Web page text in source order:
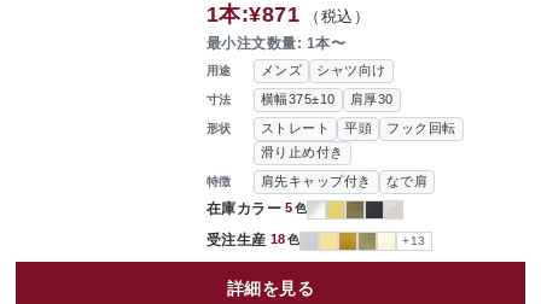
用途 メンズ シャツ向け
寸法 横幅375±10 肩厚30
形状 ストレート 平頭
フック回転
滑り止め付き
特徴 肩先キャップ付き なで肩
在庫カラー 5色
受注生産 18色 +13
1本:¥871 （税込）
最小注文数量: 1本〜
詳細を見る